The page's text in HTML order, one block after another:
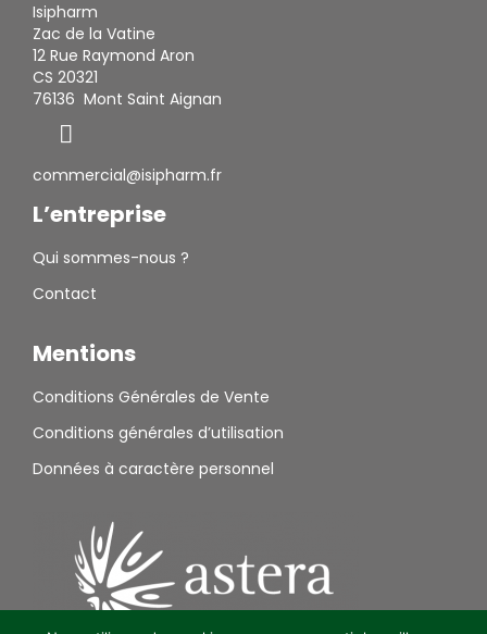
Isipharm
Zac de la Vatine
12 Rue Raymond Aron
CS 20321
76136 Mont Saint Aignan
commercial@isipharm.fr
L’entreprise
Qui sommes-nous ?
Contact
Mentions
Conditions Générales de Vente
Conditions générales d’utilisation
Données à caractère personnel